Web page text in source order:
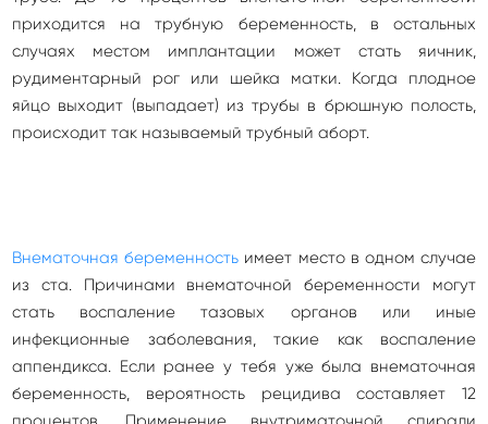
приходится на трубную беременность, в остальных
случаях местом имплантации может стать яичник,
рудиментарный рог или шейка матки. Когда плодное
яйцо выходит (выпадает) из трубы в брюшную полость,
происходит так называемый трубный аборт.
Внематочная беременность имеет место в одном случае
из ста. Причинами внематочной беременности могут
стать воспаление тазовых органов или иные
инфекционные заболевания, такие как воспаление
аппендикса. Если ранее у тебя уже была внематочная
беременность, вероятность рецидива составляет 12